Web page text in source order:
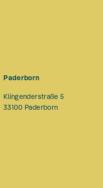
Paderborn
Klingenderstraße 5
33100 Paderborn